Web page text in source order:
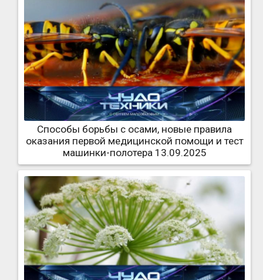
Способы борьбы с осами, новые правила
оказания первой медицинской помощи и тест
машинки-полотера 13.09.2025